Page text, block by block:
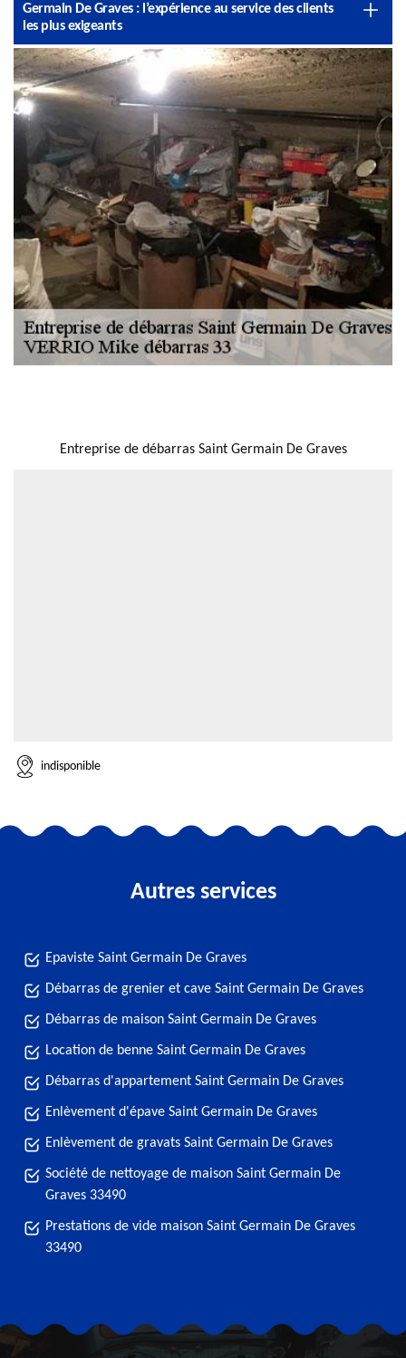
Germain De Graves : l’expérience au service des clients
les plus exigeants
Entreprise de débarras Saint Germain De Graves
indisponible
Autres services
Epaviste Saint Germain De Graves
Débarras de grenier et cave Saint Germain De Graves
Débarras de maison Saint Germain De Graves
Location de benne Saint Germain De Graves
Débarras d'appartement Saint Germain De Graves
Enlèvement d'épave Saint Germain De Graves
Enlèvement de gravats Saint Germain De Graves
Société de nettoyage de maison Saint Germain De
Graves 33490
Prestations de vide maison Saint Germain De Graves
33490